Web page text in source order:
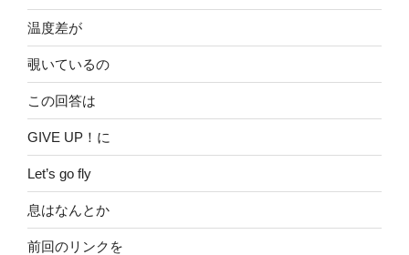
温度差が
覗いているの
この回答は
GIVE UP！に
Let’s go fly
息はなんとか
前回のリンクを